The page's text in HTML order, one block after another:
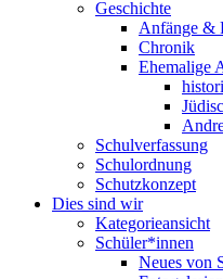
Geschichte
Anfänge &
Chronik
Ehemalige
Schulverfassung
Schulordnung
Schutzkonzept
Dies sind wir
Kategorieansicht
Schüler*innen
Neues von